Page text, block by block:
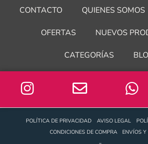
k a
CONTACTO QUIENES SOMOS
OFERTAS NUEVOS
CATEGORÍAS
POLÍTICA DE PRIVACIDAD AVISO LEGAL
CONDICIONES DE COMPRA
ENVÍOS Y